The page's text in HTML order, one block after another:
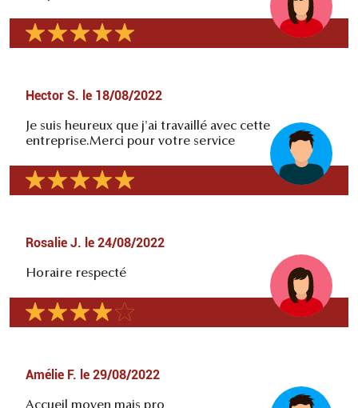
Hector S. le 18/08/2022
Je suis heureux que j'ai travaillé avec cette
entreprise.Merci pour votre service
Rosalie J. le 24/08/2022
Horaire respecté
Amélie F. le 29/08/2022